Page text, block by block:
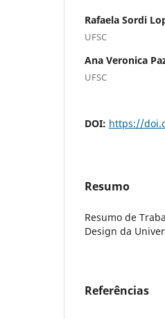
Rafaela Sordi
UFSC
Ana Veronica
UFSC
DOI: https://
Resumo
Resumo de
Design da
Referências